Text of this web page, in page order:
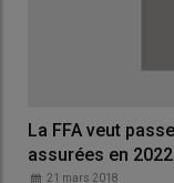
La FFA veut
assurées en 2022
21 mars 2018